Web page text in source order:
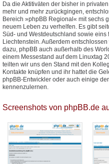
Da die Aktitiväten der bisher in
mehr und mehr zurückgingen,
Bereich »phpBB Regional« mit sechs
neuem Leben zu verhelfen. Es gibt
Süd- und Westdeutschland sowie
Liechtenstein. Außerdem
dazu, phpBB auch außerhalb des
einem Messestand auf dem Linuxtag
teilten wir uns den Stand mit den
Kontakte knüpfen und ihr hattet die
phpBB-Entwickler oder auch einige
kennenzulernen.
Screenshots von phpBB.de